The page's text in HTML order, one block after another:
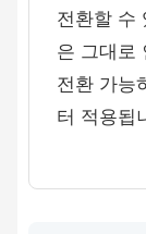
전환할 수
은 그대로
전환 가능
터 적용됩